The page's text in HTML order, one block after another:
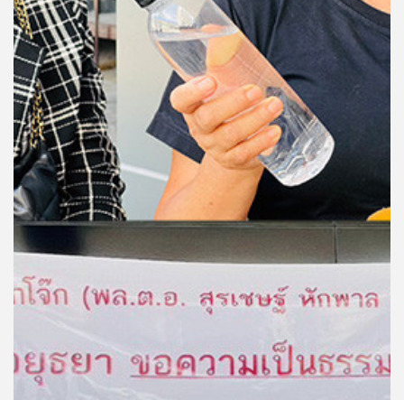
เพล
ย์
ลิ
สต์
ของ
คุณ
เพลง
บทความ
กิจกรรม